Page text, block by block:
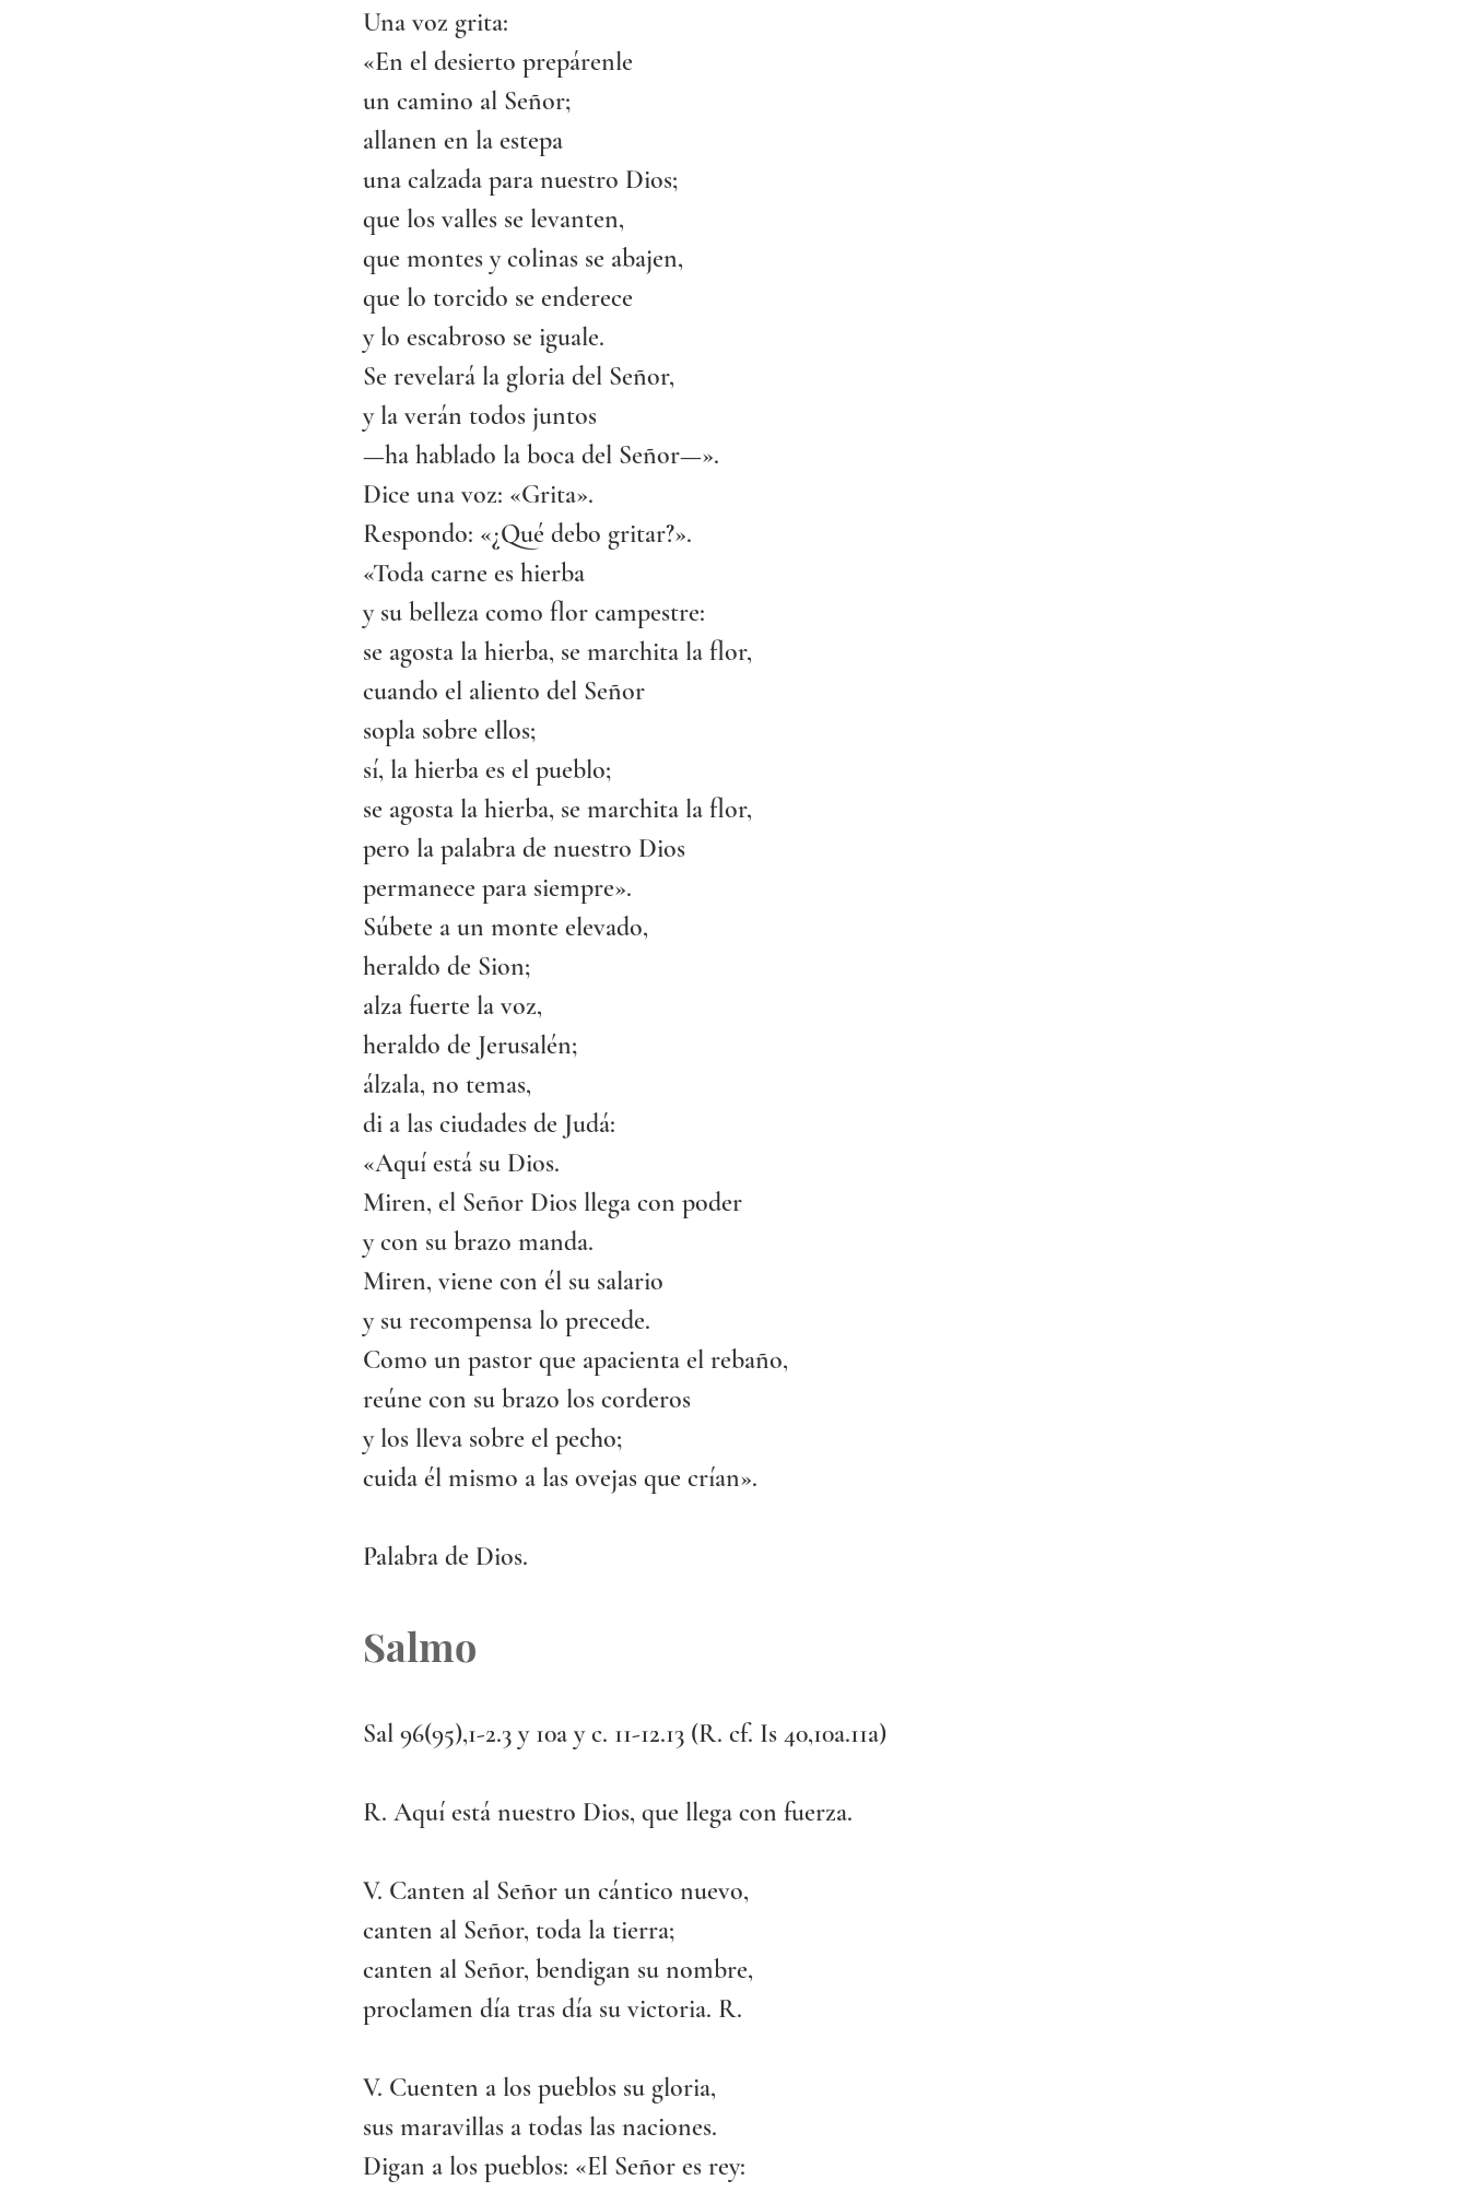
Una voz grita:
«En el desierto prepárenle
un camino al Señor;
allanen en la estepa
una calzada para nuestro Dios;
que los valles se levanten,
que montes y colinas se abajen,
que lo torcido se enderece
y lo escabroso se iguale.
Se revelará la gloria del Señor,
y la verán todos juntos
—ha hablado la boca del Señor—».
Dice una voz: «Grita».
Respondo: «¿Qué debo gritar?».
«Toda carne es hierba
y su belleza como flor campestre:
se agosta la hierba, se marchita la flor,
cuando el aliento del Señor
sopla sobre ellos;
sí, la hierba es el pueblo;
se agosta la hierba, se marchita la flor,
pero la palabra de nuestro Dios
permanece para siempre».
Súbete a un monte elevado,
heraldo de Sion;
alza fuerte la voz,
heraldo de Jerusalén;
álzala, no temas,
di a las ciudades de Judá:
«Aquí está su Dios.
Miren, el Señor Dios llega con poder
y con su brazo manda.
Miren, viene con él su salario
y su recompensa lo precede.
Como un pastor que apacienta el rebaño,
reúne con su brazo los corderos
y los lleva sobre el pecho;
cuida él mismo a las ovejas que crían».
Palabra de Dios.
Salmo
Sal 96(95),1-2.3 y 10a y c. 11-12.13 (R. cf. Is 40,10a.11a)
R. Aquí está nuestro Dios, que llega con fuerza.
V. Canten al Señor un cántico nuevo,
canten al Señor, toda la tierra;
canten al Señor, bendigan su nombre,
proclamen día tras día su victoria. R.
V. Cuenten a los pueblos su gloria,
sus maravillas a todas las naciones.
Digan a los pueblos: «El Señor es rey: